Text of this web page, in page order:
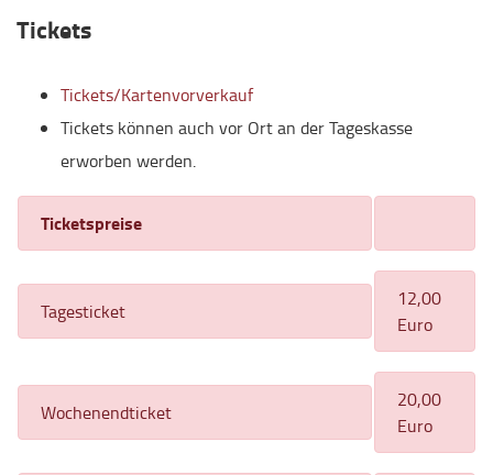
Tickets
Tickets/Kartenvorverkauf
Tickets können auch vor Ort an der Tageskasse
erworben werden.
Ticketspreise
Tagesticket
12,00
Euro
Wochenendticket
20,00
Euro